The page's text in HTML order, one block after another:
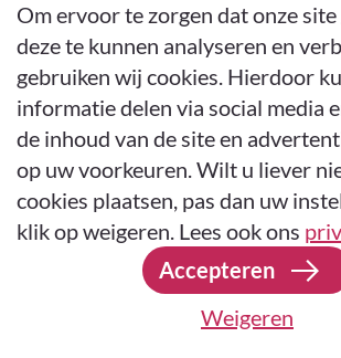
Om ervoor te zorgen dat onze
deze te kunnen analyseren en
gebruiken wij cookies. Hierdoor
informatie delen via social media
de inhoud van de site en
op uw voorkeuren. Wilt u liever
cookies plaatsen, pas dan uw
klik op weigeren. Lees ook ons
Accepteren
Weigeren